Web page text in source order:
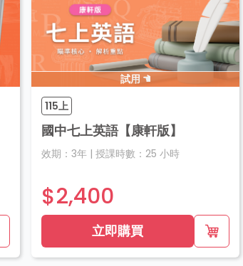
試用
115上
國中七上英語【康軒版】
效期： 3年 | 授課時數： 25 小時
$2,400
立即購買